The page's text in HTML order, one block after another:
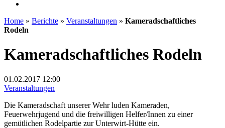
Home » Berichte » Veranstaltungen » Kameradschaftliches
Rodeln
Kameradschaftliches Rodeln
01.02.2017 12:00
Veranstaltungen
Die Kameradschaft unserer Wehr luden Kameraden,
Feuerwehrjugend und die freiwilligen Helfer/Innen zu einer
gemütlichen Rodelpartie zur Unterwirt-Hütte ein.